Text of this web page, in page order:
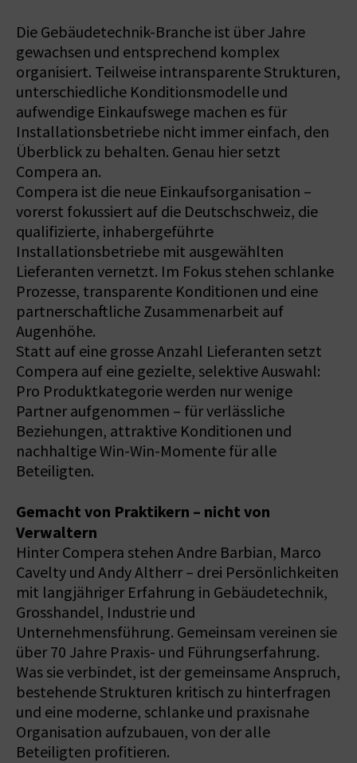
Die Gebäudetechnik-Branche ist über Jahre
gewachsen und entsprechend komplex
organisiert. Teilweise intransparente Strukturen,
unterschiedliche Konditionsmodelle und
aufwendige Einkaufswege machen es für
Installationsbetriebe nicht immer einfach, den
Überblick zu behalten. Genau hier setzt
Compera an.
Compera ist die neue Einkaufsorganisation –
vorerst fokussiert auf die Deutschschweiz, die
qualifizierte, inhabergeführte
Installationsbetriebe mit ausgewählten
Lieferanten vernetzt. Im Fokus stehen schlanke
Prozesse, transparente Konditionen und eine
partnerschaftliche Zusammenarbeit auf
Augenhöhe.
Statt auf eine grosse Anzahl Lieferanten setzt
Compera auf eine gezielte, selektive Auswahl:
Pro Produktkategorie werden nur wenige
Partner aufgenommen – für verlässliche
Beziehungen, attraktive Konditionen und
nachhaltige Win-Win-Momente für alle
Beteiligten.
Gemacht von Praktikern – nicht von
Verwaltern
Hinter Compera stehen Andre Barbian, Marco
Cavelty und Andy Altherr – drei Persönlichkeiten
mit langjähriger Erfahrung in Gebäudetechnik,
Grosshandel, Industrie und
Unternehmensführung. Gemeinsam vereinen sie
über 70 Jahre Praxis- und Führungserfahrung.
Was sie verbindet, ist der gemeinsame Anspruch,
bestehende Strukturen kritisch zu hinterfragen
und eine moderne, schlanke und praxisnahe
Organisation aufzubauen, von der alle
Beteiligten profitieren.